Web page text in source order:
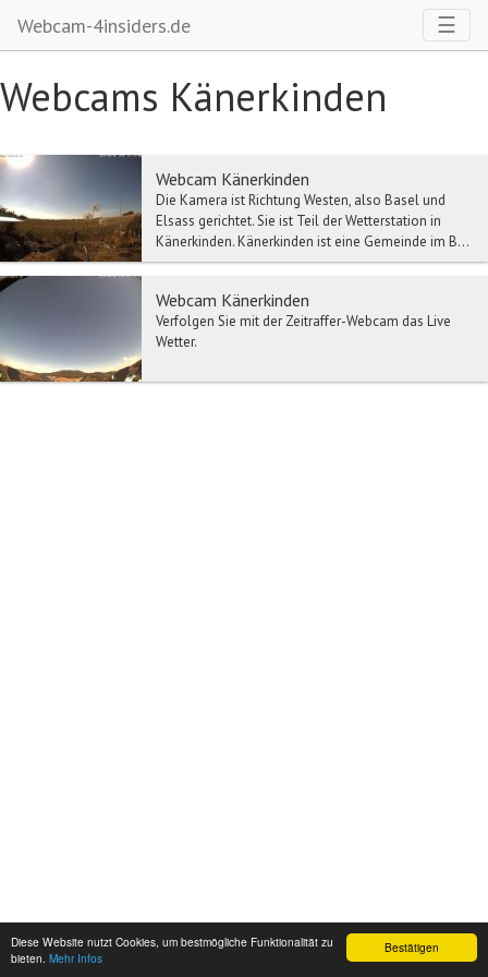
Bestätigen
Diese Website nutzt Cookies, um bestmögliche Funktionalität zu
bieten. Mehr Infos
Webcam-4insiders.de ☰
Webcams Känerkinden
Webcam Känerkinden
Die Kamera ist Richtung Westen, also Basel und
Elsass gerichtet. Sie ist Teil der Wetterstation in
Känerkinden. Känerkinden ist eine Gemeinde im B...
Webcam Känerkinden
Verfolgen Sie mit der Zeitraffer-Webcam das Live
Wetter.